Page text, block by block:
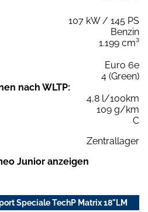
107 kW / 145 PS
Benzin
1.199 cm³
Euro 6e
4 (Green)
nach WLTP:
4,8 l/100km
109 g/km
C
Zentrallager
Junior anzeigen
Speciale TechP Matrix 18"LM